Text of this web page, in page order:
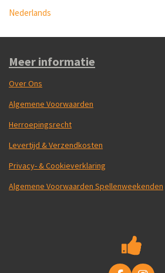
Nederlands
Meer informatie
Over Ons
Algemene Voorwaarden
Herroepingsrecht
Levertijd & Verzendkosten
Privacy- & Cookieverklaring
Algemene Voorwaarden Spellenweekenden